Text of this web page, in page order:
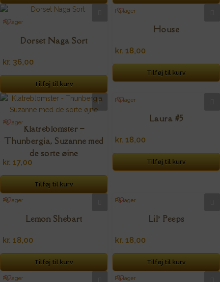
På lager
Dorset Naga Sort
kr. 36,00
Tilføj til kurv
På lager
House
kr. 18,00
Tilføj til kurv
På lager
Klatreblomster –
Thunbergia, Suzanne med
de sorte øjne
kr. 17,00
Tilføj til kurv
På lager
Laura #5
kr. 18,00
Tilføj til kurv
På lager
Lemon Shebart
kr. 18,00
Tilføj til kurv
På lager
Lil’ Peeps
kr. 18,00
Tilføj til kurv
På lager På lager